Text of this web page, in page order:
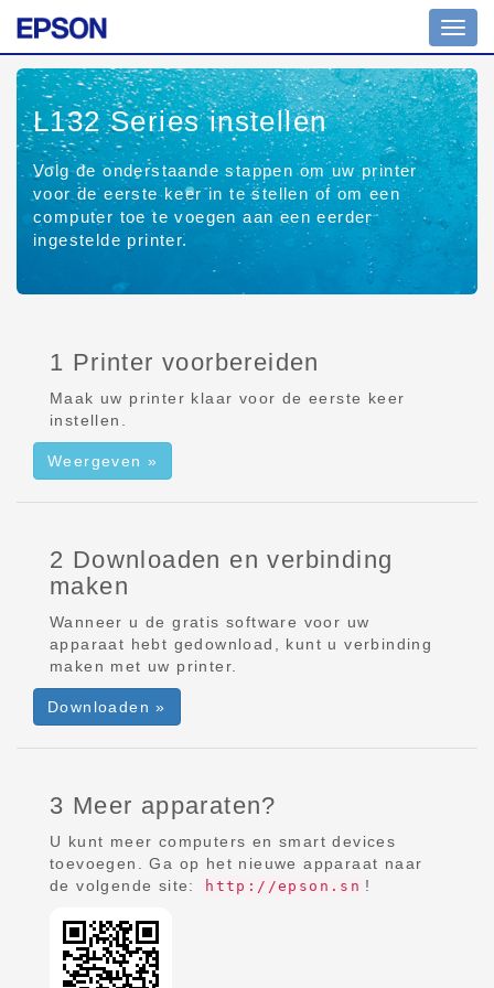
aan/
L132 Seriesinstellen
Volg de onderstaande stappen om uw printer
voor de eerste keer in te stellen of om een
computer toe te voegen aan een eerder
ingestelde printer.
1 Printer voorbereiden
Maak uw printer klaar voor de eerste keer
instellen.
Weergeven »
2 Downloaden en verbinding
maken
Wanneer u de gratis software voor uw
apparaat hebt gedownload, kunt u verbinding
maken met uw printer.
Downloaden »
3 Meer apparaten?
U kunt meer computers en smart devices
toevoegen. Ga op het nieuwe apparaat naar
de volgende site:
http://epson.sn !